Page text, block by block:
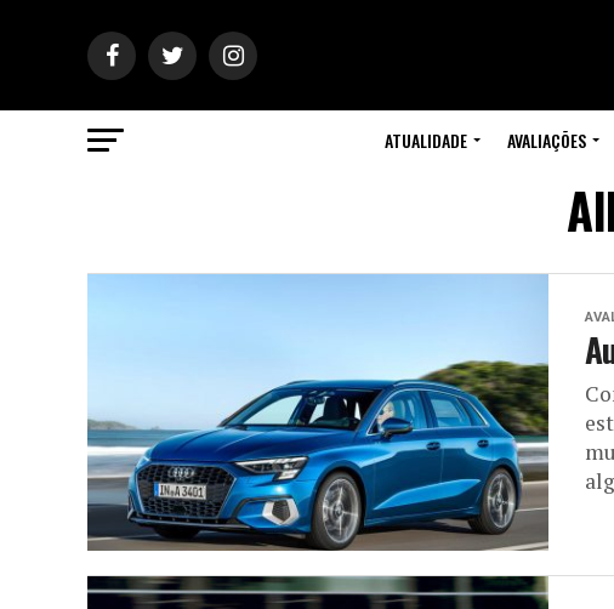
ATUALIDADE AVALIAÇÕES